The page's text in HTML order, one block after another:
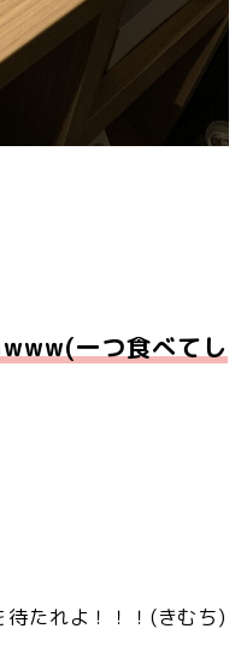
一つ食べてし
たれよ！！！(きむち)